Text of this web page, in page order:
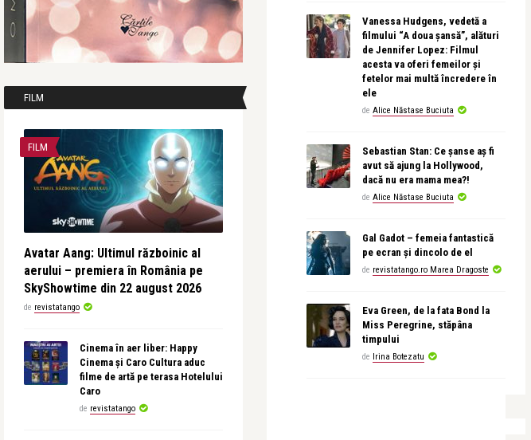
FILM
FILM
Avatar Aang: Ultimul războinic al
aerului – premiera în România pe
SkyShowtime din 22 august 2026
de revistatango
Cinema în aer liber: Happy
Cinema și Caro Cultura aduc
filme de artă pe terasa Hotelului
Caro
de revistatango
Vanessa Hudgens, vedetă a
filmului “A doua șansă”, alături
de Jennifer Lopez: Filmul
acesta va oferi femeilor și
fetelor mai multă încredere în
ele
de Alice Năstase Buciuta
Sebastian Stan: Ce șanse aș fi
avut să ajung la Hollywood,
dacă nu era mama mea?!
de Alice Năstase Buciuta
Gal Gadot – femeia fantastică
pe ecran și dincolo de el
de revistatango.ro Marea Dragoste
Eva Green, de la fata Bond la
Miss Peregrine, stăpâna
timpului
de Irina Botezatu